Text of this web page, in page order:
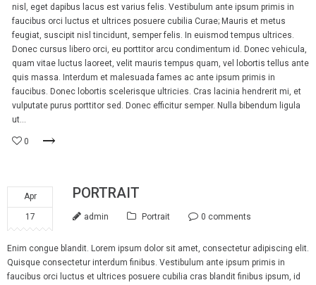
nisl, eget dapibus lacus est varius felis. Vestibulum ante ipsum primis in
faucibus orci luctus et ultrices posuere cubilia Curae; Mauris et metus
feugiat, suscipit nisl tincidunt, semper felis. In euismod tempus ultrices.
Donec cursus libero orci, eu porttitor arcu condimentum id. Donec vehicula,
quam vitae luctus laoreet, velit mauris tempus quam, vel lobortis tellus ante
quis massa. Interdum et malesuada fames ac ante ipsum primis in
faucibus. Donec lobortis scelerisque ultricies. Cras lacinia hendrerit mi, et
vulputate purus porttitor sed. Donec efficitur semper. Nulla bibendum ligula
ut...
0
Apr
17
PORTRAIT
admin Portrait 0 comments
Enim congue blandit. Lorem ipsum dolor sit amet, consectetur adipiscing elit.
Quisque consectetur interdum finibus. Vestibulum ante ipsum primis in
faucibus orci luctus et ultrices posuere cubilia cras blandit finibus ipsum, id